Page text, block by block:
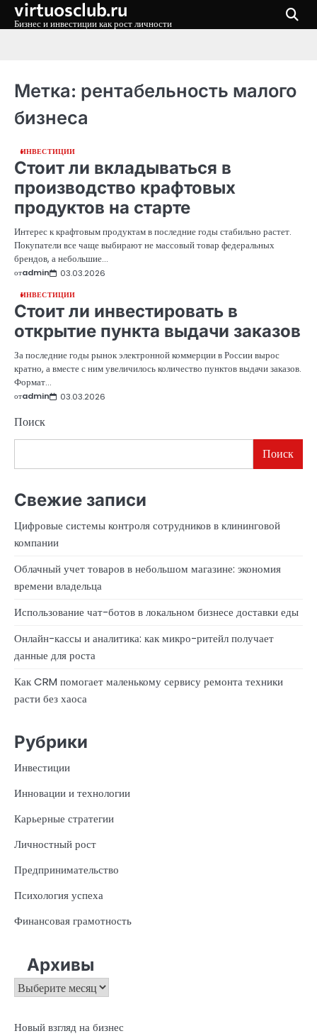
Перейти
virtuosclub.ru
Бизнес и инвестиции как рост личности
Метка: рентабельность малого
бизнеса
ИНВЕСТИЦИИ
Стоит ли вкладываться в
производство крафтовых
продуктов на старте
Интерес к крафтовым продуктам в последние годы стабильно растет.
Покупатели все чаще выбирают не массовый товар федеральных
брендов, а небольшие…
отadmin 03.03.2026
ИНВЕСТИЦИИ
Стоит ли инвестировать в
открытие пункта выдачи заказов
За последние годы рынок электронной коммерции в России вырос
кратно, а вместе с ним увеличилось количество пунктов выдачи заказов.
Формат…
отadmin 03.03.2026
Поиск
Поиск
Свежие записи
Цифровые системы контроля сотрудников в клининговой
компании
Облачный учет товаров в небольшом магазине: экономия
времени владельца
Использование чат-ботов в локальном бизнесе доставки еды
Онлайн-кассы и аналитика: как микро-ритейл получает
данные для роста
Как CRM помогает маленькому сервису ремонта техники
расти без хаоса
Рубрики
Инвестиции
Инновации и технологии
Карьерные стратегии
Личностный рост
Предпринимательство
Психология успеха
Финансовая грамотность
Архивы
Архивы
Новый взгляд на бизнес